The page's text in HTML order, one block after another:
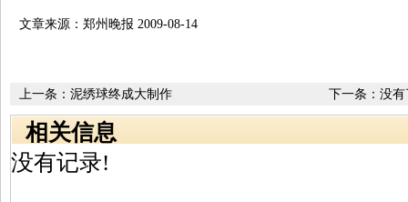
文章来源：郑州晚报 2009-08-14
下一条：没有
上一条： 泥绣球终成大制作
相关信息
没有记录!